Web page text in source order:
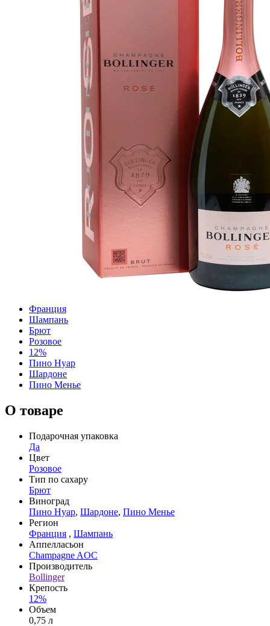
Франция
Шампань
Брют
Розовое
12%
Пино Нуар
Шардоне
Пино Менье
О товаре
Подарочная упаковка
Да
Цвет
Розовое
Тип по сахару
Брют
Виноград
Пино Нуар, Шардоне, Пино Менье
Регион
Франция , Шампань
Аппелласьон
Champagne AOC
Производитель
Bollinger
Крепость
12%
Объем
0,75 л